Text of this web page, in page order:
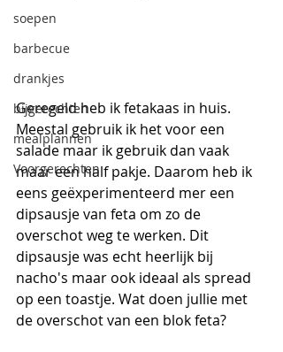
soepen
barbecue
drankjes
bijgerechten
mealplannen
Voorgerechten
Geregeld heb ik fetakaas in huis.
Meestal gebruik ik het voor een
salade maar ik gebruik dan vaak
maar een half pakje. Daarom heb ik
eens geëxperimenteerd mer een
dipsausje van feta om zo de
overschot weg te werken. Dit
dipsausje was echt heerlijk bij
nacho's maar ook ideaal als spread
op een toastje. Wat doen jullie met
de overschot van een blok feta?